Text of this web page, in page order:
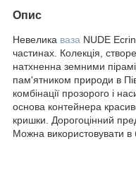
Опис
Невелика ваза NUDE
частинах. Колекція,
натхненна земними
пам'ятником природи в
комбінації прозорого і
основа контейнера
кришки. Дорогоцінний
Можна використовувати в